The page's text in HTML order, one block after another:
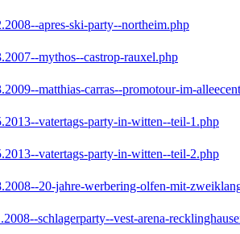
apres-ski-party--northeim.php
mythos--castrop-rauxel.php
matthias-carras--promotour-im-
vatertags-party-in-witten--teil-1.php
vatertags-party-in-witten--teil-2.php
20-jahre-werbering-olfen-mit-
schlagerparty--vest-arena-